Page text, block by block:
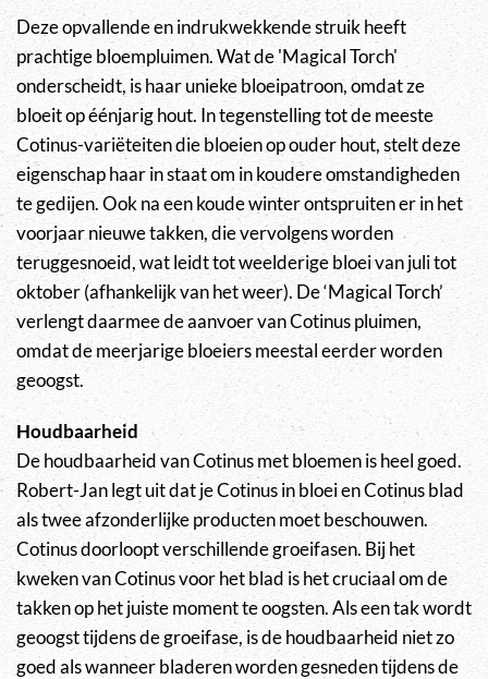
Deze opvallende en indrukwekkende struik heeft
prachtige bloempluimen. Wat de 'Magical Torch'
onderscheidt, is haar unieke bloeipatroon, omdat ze
bloeit op éénjarig hout. In tegenstelling tot de meeste
Cotinus-variëteiten die bloeien op ouder hout, stelt deze
eigenschap haar in staat om in koudere omstandigheden
te gedijen. Ook na een koude winter ontspruiten er in het
voorjaar nieuwe takken, die vervolgens worden
teruggesnoeid, wat leidt tot weelderige bloei van juli tot
oktober (afhankelijk van het weer). De ‘Magical Torch’
verlengt daarmee de aanvoer van Cotinus pluimen,
omdat de meerjarige bloeiers meestal eerder worden
geoogst.
Houdbaarheid
De houdbaarheid van Cotinus met bloemen is heel goed.
Robert-Jan legt uit dat je Cotinus in bloei en Cotinus blad
als twee afzonderlijke producten moet beschouwen.
Cotinus doorloopt verschillende groeifasen. Bij het
kweken van Cotinus voor het blad is het cruciaal om de
takken op het juiste moment te oogsten. Als een tak wordt
geoogst tijdens de groeifase, is de houdbaarheid niet zo
goed als wanneer bladeren worden gesneden tijdens de